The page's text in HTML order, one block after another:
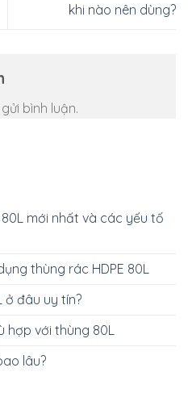
khi nào nên dùng?
bình luận.
mới nhất và các yếu tố
thùng rác HDPE 80L
ở đâu uy tín?
hợp với thùng 80L
lâu?